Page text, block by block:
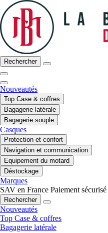
Rechercher
Nouveautés
Top Case & coffres
Bagagerie latérale
Bagagerie souple
Casques
Protection et confort
Navigation et communication
Equipement du motard
Déstockage
Marques
SAV en France Paiement sécurisé
Rechercher
Nouveautés
Top Case & coffres
Bagagerie latérale